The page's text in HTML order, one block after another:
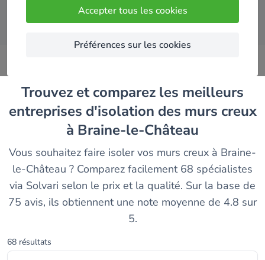
Accepter tous les cookies
Préférences sur les cookies
Comparer des devis
Trouvez et comparez les meilleurs
entreprises d'isolation des murs creux
à Braine-le-Château
Vous souhaitez faire isoler vos murs creux à Braine-
le-Château ? Comparez facilement 68 spécialistes
via Solvari selon le prix et la qualité. Sur la base de
75 avis, ils obtiennent une note moyenne de 4.8 sur
5.
68 résultats